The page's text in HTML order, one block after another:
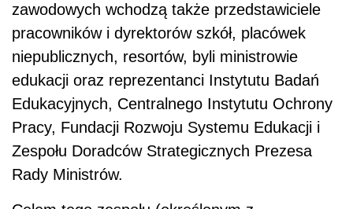
zawodowych wchodzą także przedstawiciele
pracowników i dyrektorów szkół, placówek
niepublicznych, resortów, byli ministrowie
edukacji oraz reprezentanci Instytutu Badań
Edukacyjnych, Centralnego Instytutu Ochrony
Pracy, Fundacji Rozwoju Systemu Edukacji i
Zespołu Doradców Strategicznych Prezesa
Rady Ministrów.